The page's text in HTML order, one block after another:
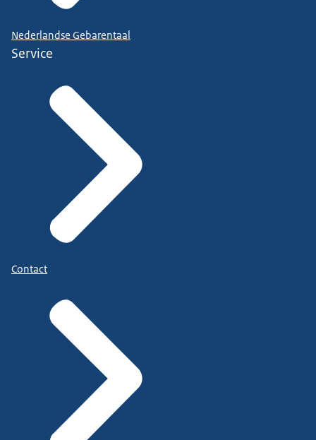
Nederlandse Gebarentaal
Service
Contact